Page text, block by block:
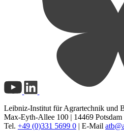
Leibniz-Institut für Agrartechnik und
Max-Eyth-Allee 100 | 14469 Potsdam
Tel. +49 (0)331 5699 0 | E-Mail atb@